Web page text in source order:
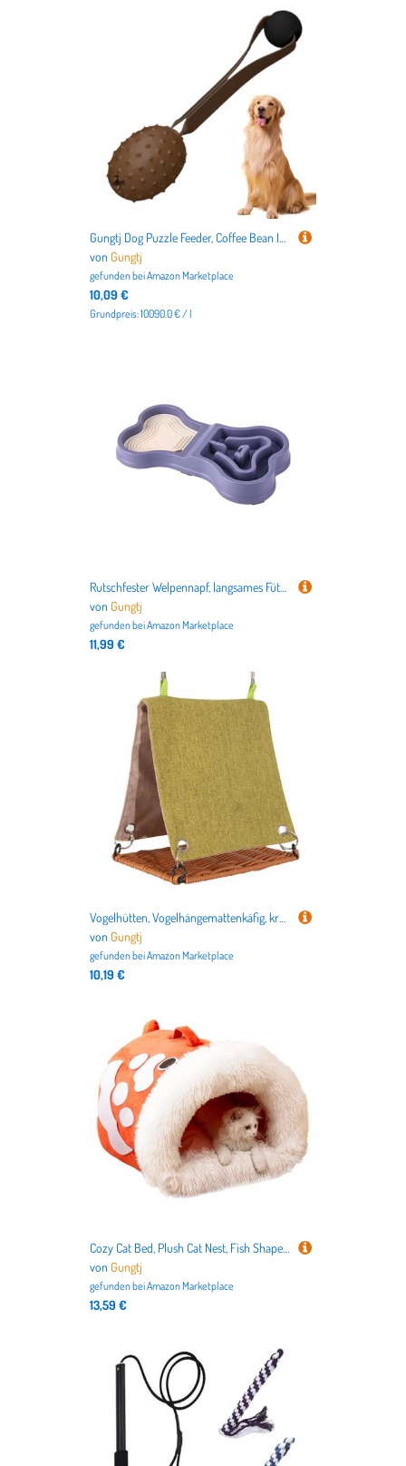
Gungtj Dog Puzzle Feeder, Coffee Bean Interactive Dog Toy, Slow Feeder for Dogs, Tug Toy, Teeth Cleaning Toothbrush, and Food Dispensing Ball for Small, Medium, and Large Dogs
von Gungtj
gefunden beiAmazon Marketplace
10,09 €
Grundpreis: 10090.0 € / l
Rutschfester Welpennapf, langsames Fütterungsdesign, fördert gesunde Essgewohnheiten, stabile Basis zur Vermeidung von Verschütten, tragbarer Futterspender für Hunde zu Hause, auf Reisen, im Innen-
von Gungtj
gefunden beiAmazon Marketplace
11,99 €
Vogelhütten, Vogelhängemattenkäfig, kratzfest, gemütlich, Rattanschaukel, bequemes Ausruhen, Käfig, für Lovebirds, Nymphensittiche, Wellensittiche, 15 x 10 x 14 cm
von Gungtj
gefunden beiAmazon Marketplace
10,19 €
Cozy Cat Bed, Plush Cat Nest, Fish Shape Handle Bed, Self-Warming Pet Bed, Winter Cat Bed, Cat Cuddler Bed, Indoor Cat Bed, Pet Bed for Cats and Dogs, Thickened Cat Bed, Winter Pet Bed,
von Gungtj
gefunden beiAmazon Marketplace
13,59 €